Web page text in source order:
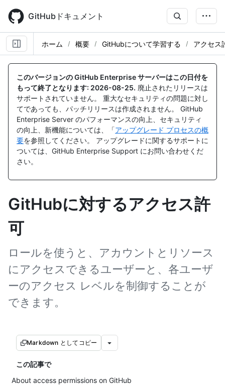
main
content
GitHubドキュメント
ホーム 概要 GitHubについて学習する アクセス
このバージョンの GitHub Enterprise サーバーはこの日付を
もって終了となります: 2026-08-25. 廃止されたリリースは
サポートされていません。 重大なセキュリティの問題に対し
てであっても、パッチリリースは作成されません。 GitHub
Enterprise Server のパフォーマンスの向上、セキュリティ
の向上、新機能については、「アップグレード プロセスの概
要を参照してください。 アップグレードに関するサポートに
ついては、GitHub Enterprise Support にお問い合わせくだ
さい。
GitHubに対するアクセス許
可
ロールを使うと、アカウントとリソース
にアクセスできるユーザーと、各ユーザ
ーのアクセス レベルを制御することが
できます。
Markdown としてコピー
この記事で
About access permissions on GitHub